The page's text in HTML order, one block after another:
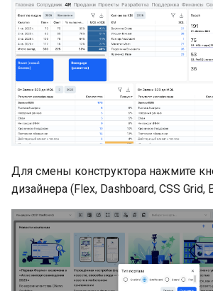
Для смены конструктора нажмите
дизайнера (Flex, Dashboard, CSS Grid,